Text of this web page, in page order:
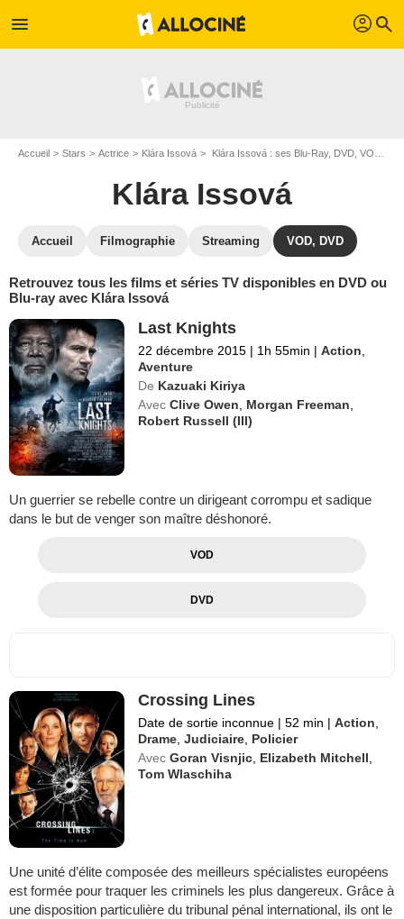
menu profil search
Accueil Stars Actrice Klára Issová Klára Issová : ses Blu-Ray, DVD, VOD, SVOD
Klára Issová
Accueil Filmographie Streaming VOD, DVD
Retrouvez tous les films et séries TV disponibles en DVD ou
Blu-ray avec Klára Issová
Last Knights
22 décembre 2015 | 1h 55min | Action
Aventure
De Kazuaki Kiriya
Avec Clive Owen Morgan Freeman
Robert Russell (III)
Un guerrier se rebelle contre un dirigeant corrompu et sadique
dans le but de venger son maître déshonoré.
VOD
DVD
Crossing Lines
Date de sortie inconnue | 52 min | Action
Drame ,Judiciaire Policier
Avec Goran Visnjic Elizabeth Mitchell
Tom Wlaschiha
Une unité d’élite composée des meilleurs spécialistes européens
est formée pour traquer les criminels les plus dangereux. Grâce à
une disposition particulière du tribunal pénal international, ils ont le